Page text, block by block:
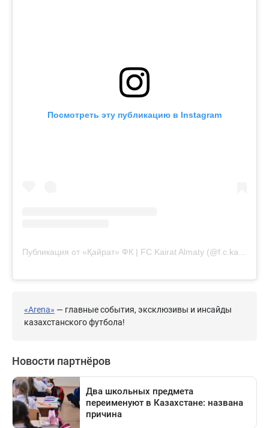
Посмотреть эту публикацию в Instagram
Публикация от «Қайрат» ФК | FC Kairat Almaty (@f.c.kairat)
«Arena» — главные события, эксклюзивы и инсайды
казахстанского футбола!